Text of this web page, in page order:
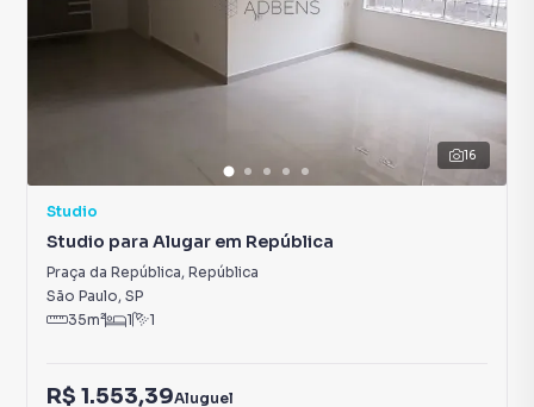
16
Studio
Studio para Alugar em República
Praça da República, República
São Paulo, SP
35m² 1 1
R$ 1.553,39Aluguel